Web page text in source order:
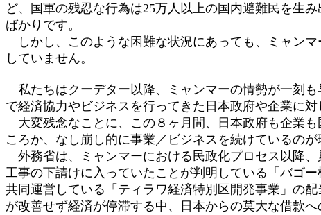
ど、国軍の残忍な行為は25万人以上の国内避難民を生
ばかりです。
しかし、このような困難な状況にあっても、ミャン
していません。
私たちはクーデター以降、ミャンマーの情勢が一刻
で経済協力やビジネスを行ってきた日本政府や企業に
大変残念なことに、この８ヶ月間、日本政府も企業
ころか、なし崩し的に事業／ビジネスを続けているのが
外務省は、ミャンマーにおける民政化プロセス以降
工事の下請けに入っていたことが判明している「バゴ
共同運営している「ティラワ経済特別区開発事業」の
が改善せず経済が停滞する中、日本からの莫大な借款